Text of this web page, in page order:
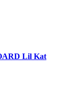
Lil Kat